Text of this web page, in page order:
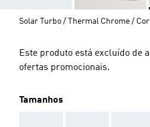
Solar Turbo / Thermal Chrome /
Este produto está excluído de
ofertas promocionais.
Tamanhos